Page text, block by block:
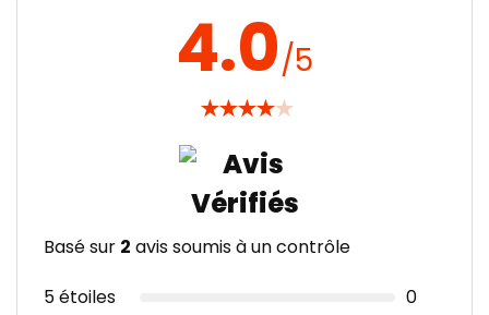
4.0/5
★★★★★
Basé sur 2 avis soumis à un contrôle
5 étoiles
0